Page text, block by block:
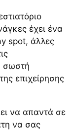
έχει ένα
spot, άλλες
σωστή
επιχείρησης
να απαντά σε
να σας